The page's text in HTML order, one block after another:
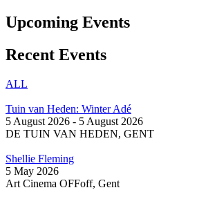
Upcoming Events
Recent Events
ALL
Tuin van Heden: Winter Adé
5 August 2026 - 5 August 2026
DE TUIN VAN HEDEN, GENT
Shellie Fleming
5 May 2026
Art Cinema OFFoff, Gent